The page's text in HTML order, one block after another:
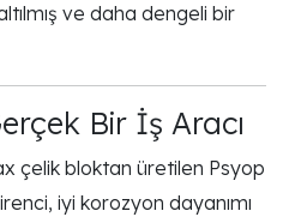
ve daha dengeli bir
Bir İş Aracı
çelik bloktan üretilen Psyop
iyi korozyon dayanımı